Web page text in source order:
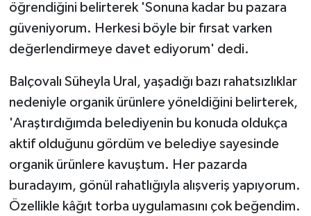
öğrendiğini belirterek 'Sonuna kadar bu pazara
güveniyorum. Herkesi böyle bir fırsat varken
değerlendirmeye davet ediyorum' dedi.
Balçovalı Süheyla Ural, yaşadığı bazı rahatsızlıklar
nedeniyle organik ürünlere yöneldiğini belirterek,
'Araştırdığımda belediyenin bu konuda oldukça
aktif olduğunu gördüm ve belediye sayesinde
organik ürünlere kavuştum. Her pazarda
buradayım, gönül rahatlığıyla alışveriş yapıyorum.
Özellikle kâğıt torba uygulamasını çok beğendim.